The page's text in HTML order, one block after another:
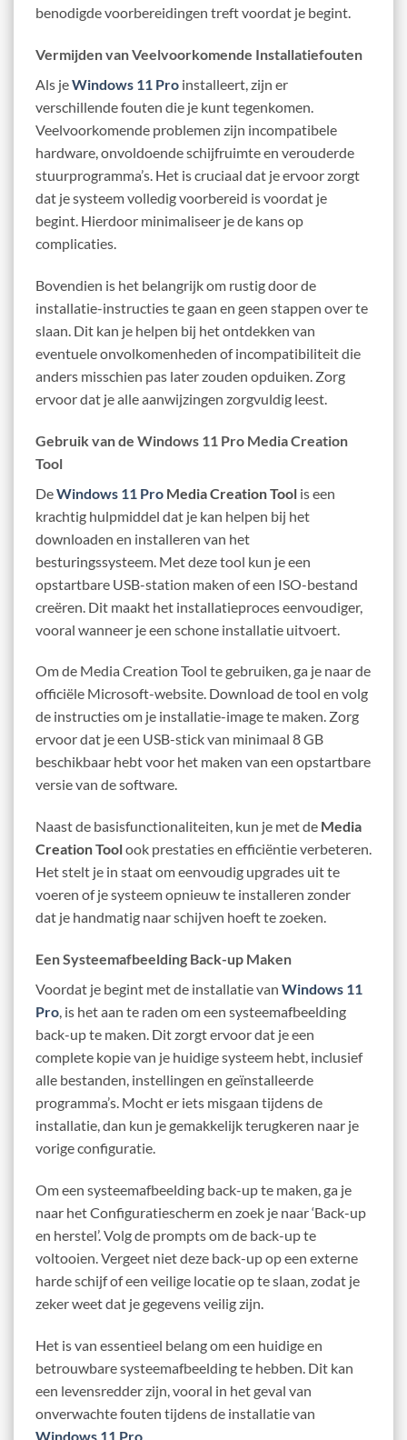
benodigde voorbereidingen treft voordat je begint.
Vermijden van Veelvoorkomende Installatiefouten
Als jeWindows 11 Pro installeert, zijn er
verschillende fouten die je kunt tegenkomen.
Veelvoorkomende problemen zijn incompatibele
hardware, onvoldoende schijfruimte en verouderde
stuurprogramma’s. Het is cruciaal dat je ervoor zorgt
dat je systeem volledig voorbereid is voordat je
begint. Hierdoor minimaliseer je de kans op
complicaties.
Bovendien is het belangrijk om rustig door de
installatie-instructies te gaan en geen stappen over te
slaan. Dit kan je helpen bij het ontdekken van
eventuele onvolkomenheden of incompatibiliteit die
anders misschien pas later zouden opduiken. Zorg
ervoor dat je alle aanwijzingen zorgvuldig leest.
Gebruik van de Windows 11 Pro Media Creation
Tool
DeWindows 11 Pro Media Creation Tool is een
krachtig hulpmiddel dat je kan helpen bij het
downloaden en installeren van het
besturingssysteem. Met deze tool kun je een
opstartbare USB-station maken of een ISO-bestand
creëren. Dit maakt het installatieproces eenvoudiger,
vooral wanneer je een schone installatie uitvoert.
Om de Media Creation Tool te gebruiken, ga je naar de
officiële Microsoft-website. Download de tool en volg
de instructies om je installatie-image te maken. Zorg
ervoor dat je een USB-stick van minimaal 8 GB
beschikbaar hebt voor het maken van een opstartbare
versie van de software.
Naast de basisfunctionaliteiten, kun je met de Media
Creation Toolook prestaties en efficiëntie verbeteren.
Het stelt je in staat om eenvoudig upgrades uit te
voeren of je systeem opnieuw te installeren zonder
dat je handmatig naar schijven hoeft te zoeken.
Een Systeemafbeelding Back-up Maken
Voordat je begint met de installatie van Windows 11
Pro, is het aan te raden om een systeemafbeelding
back-up te maken. Dit zorgt ervoor dat je een
complete kopie van je huidige systeem hebt, inclusief
alle bestanden, instellingen en geïnstalleerde
programma’s. Mocht er iets misgaan tijdens de
installatie, dan kun je gemakkelijk terugkeren naar je
vorige configuratie.
Om een systeemafbeelding back-up te maken, ga je
naar het Configuratiescherm en zoek je naar ‘Back-up
en herstel’. Volg de prompts om de back-up te
voltooien. Vergeet niet deze back-up op een externe
harde schijf of een veilige locatie op te slaan, zodat je
zeker weet dat je gegevens veilig zijn.
Het is van essentieel belang om een huidige en
betrouwbare systeemafbeelding te hebben. Dit kan
een levensredder zijn, vooral in het geval van
onverwachte fouten tijdens de installatie van
Windows 11 Pro